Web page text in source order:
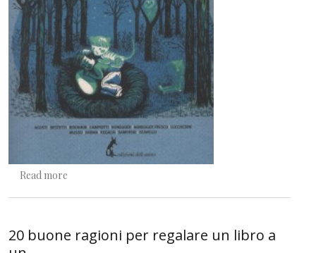
Read more
20 buone ragioni per regalare un libro a